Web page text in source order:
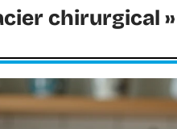
chirurgical